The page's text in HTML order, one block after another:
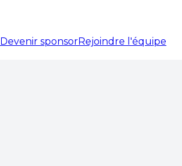
Devenir sponsorRejoindre l'équipe